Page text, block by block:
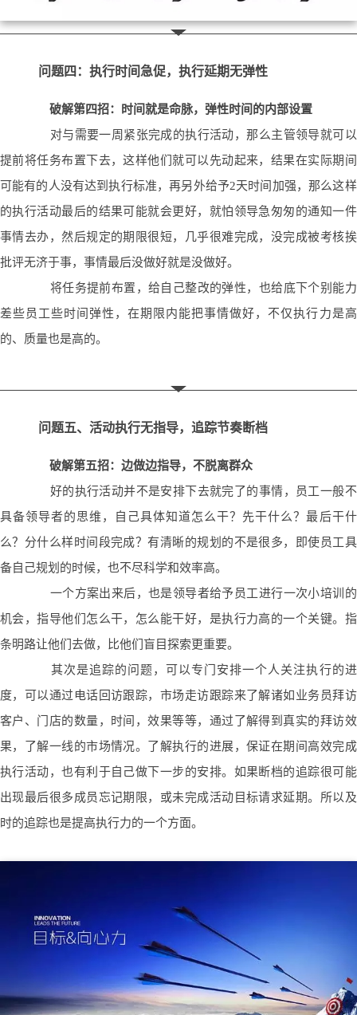
问题四：执行时间急促，执行延期无弹性
破解第四招：时间就是命脉，弹性时间的内部设置
对与需要一周紧张完成的执行活动，那么主管领导就可以
提前将任务布置下去，这样他们就可以先动起来，结果在实际期间
可能有的人没有达到执行标准，再另外给予2天时间加强，那么这样
的执行活动最后的结果可能就会更好，就怕领导急匆匆的通知一件
事情去办，然后规定的期限很短，几乎很难完成，没完成被考核挨
批评无济于事，事情最后没做好就是没做好。
将任务提前布置，给自己整改的弹性，也给底下个别能力
差些员工些时间弹性，在期限内能把事情做好，不仅执行力是高
的、质量也是高的。
问题五、活动执行无指导，追踪节奏断档
破解第五招：边做边指导，不脱离群众
好的执行活动并不是安排下去就完了的事情，员工一般不
具备领导者的思维，自己具体知道怎么干？先干什么？最后干什
么？分什么样时间段完成？有清晰的规划的不是很多，即使员工具
备自己规划的时候，也不尽科学和效率高。
一个方案出来后，也是领导者给予员工进行一次小培训的
机会，指导他们怎么干，怎么能干好，是执行力高的一个关键。指
条明路让他们去做，比他们盲目探索更重要。
其次是追踪的问题，可以专门安排一个人关注执行的进
度，可以通过电话回访跟踪，市场走访跟踪来了解诸如业务员拜访
客户、门店的数量，时间，效果等等，通过了解得到真实的拜访效
果，了解一线的市场情况。 了解执行的进展，保证在期间高效完成
执行活动，也有利于自己做下一步的安排。 如果断档的追踪很可能
出现最后很多成员忘记期限，或未完成活动目标请求延期。所以及
时的追踪也是提高执行力的一个方面。